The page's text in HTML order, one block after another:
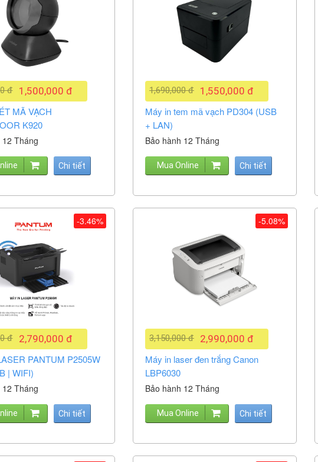
1,500,000 đ
đ
MÃ VẠCH
K920
Tháng
Chi tiết
1,550,000 đ
1,690,000 đ
Máy in tem mã vạch PD304 (USB
+ LAN)
Bảo hành 12 Tháng
Mua Online Chi tiết
2,790,000 đ
đ
PANTUM P2505W
| WIFI)
Tháng
Chi tiết
-3.46%
2,990,000 đ
3,150,000 đ
Máy in laser đen trắng Canon
LBP6030
Bảo hành 12 Tháng
Mua Online Chi tiết
-5.08%